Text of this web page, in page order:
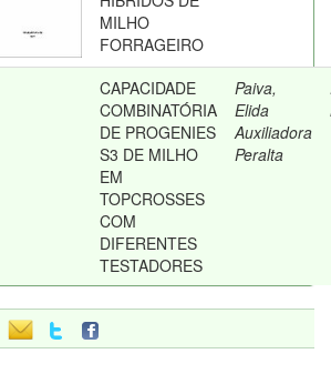
MILHO
FORRAGEIRO
CAPACIDADE
COMBINATÓRIA
DE PROGENIES
S3 DE MILHO
EM
TOPCROSSES
COM
DIFERENTES
TESTADORES
Paiva,
Elida
Auxiliadora
Peralta